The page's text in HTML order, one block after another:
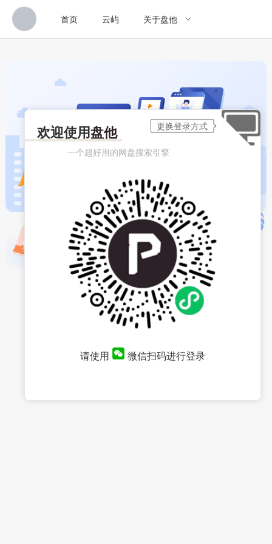
首页 云屿 关于盘他
欢迎使用盘他
一个超好用的网盘搜索引擎
请使用 微信扫码进行登录